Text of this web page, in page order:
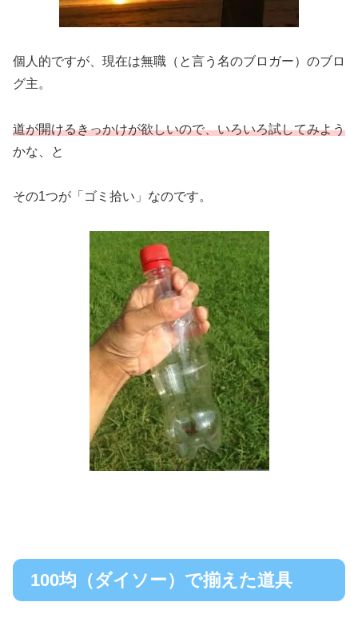
個人的ですが、現在は無職（と言う名のブロガー）のブロ
グ主。
道が開けるきっかけが欲しいので、いろいろ試してみよう
かな、と
その1つが「ゴミ拾い」なのです。
100均（ダイソー）で揃えた道具